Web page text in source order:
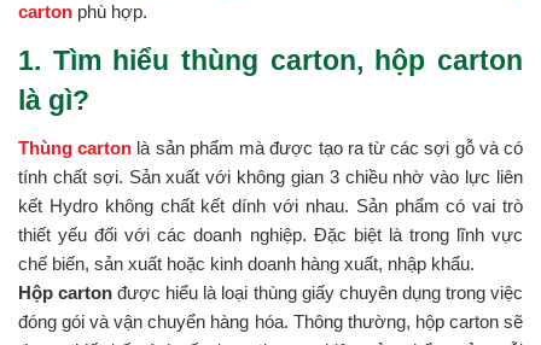
carton phù hợp.
1. Tìm hiểu thùng carton, hộp carton
là gì?
Thùng carton là sản phẩm mà được tạo ra từ các sợi gỗ và có
tính chất sợi. Sản xuất với không gian 3 chiều nhờ vào lực liên
kết Hydro không chất kết dính với nhau. Sản phẩm có vai trò
thiết yếu đối với các doanh nghiệp. Đặc biệt là trong lĩnh vực
chế biến, sản xuất hoặc kinh doanh hàng xuất, nhập khẩu.
Hộp carton được hiểu là loại thùng giấy chuyên dụng trong việc
đóng gói và vận chuyển hàng hóa. Thông thường, hộp carton sẽ